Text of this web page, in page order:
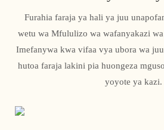
Furahia faraja ya hali ya juu
wetu wa Mfululizo wa wafanyakazi
Imefanywa kwa vifaa vya ubora wa
hutoa faraja lakini pia huongeza
yoyote ya kazi.